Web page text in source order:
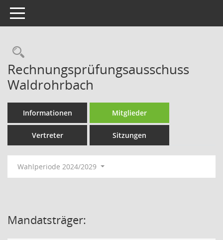
Toggle navigation
Rechercheauswahl
Rechnungsprüfungsausschuss
Waldrohrbach
Informationen Mitglieder
Vertreter Sitzungen
Wahlperiode 2024/2029
Mandatsträger: